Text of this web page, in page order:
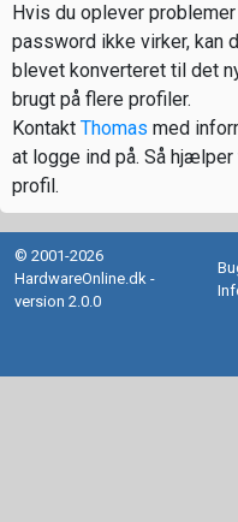
Hvis du oplever
password ikke virker, kan
blevet konverteret til det
brugt på flere profiler.
Kontakt Thomas med
at logge ind på. Så
profil.
© 2001-2026
HardwareOnline.dk -
version 2.0.0